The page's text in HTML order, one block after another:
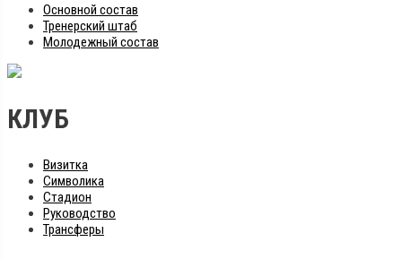
Основной состав
Тренерский штаб
Молодежный состав
КЛУБ
Визитка
Символика
Стадион
Руководство
Трансферы